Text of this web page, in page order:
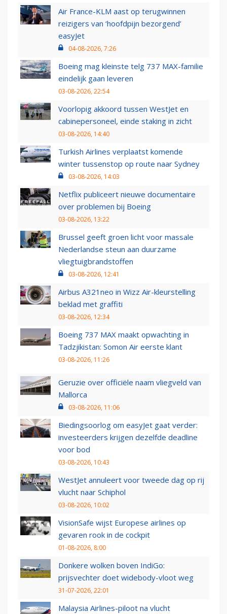
Air France-KLM aast op terugwinnen
reizigers van ‘hoofdpijn bezorgend’
easyJet
04-08-2026, 7:26
Boeing mag kleinste telg 737 MAX-familie
eindelijk gaan leveren
03-08-2026, 22:54
Voorlopig akkoord tussen WestJet en
cabinepersoneel, einde staking in zicht
03-08-2026, 14:40
Turkish Airlines verplaatst komende
winter tussenstop op route naar Sydney
03-08-2026, 14:03
Netflix publiceert nieuwe documentaire
over problemen bij Boeing
03-08-2026, 13:22
Brussel geeft groen licht voor massale
Nederlandse steun aan duurzame
vliegtuigbrandstoffen
03-08-2026, 12:41
Airbus A321neo in Wizz Air-kleurstelling
beklad met graffiti
03-08-2026, 12:34
Boeing 737 MAX maakt opwachting in
Tadzjikistan: Somon Air eerste klant
03-08-2026, 11:26
Geruzie over officiële naam vliegveld van
Mallorca
03-08-2026, 11:06
Biedingsoorlog om easyJet gaat verder:
investeerders krijgen dezelfde deadline
voor bod
03-08-2026, 10:43
WestJet annuleert voor tweede dag op rij
vlucht naar Schiphol
03-08-2026, 10:02
VisionSafe wijst Europese airlines op
gevaren rook in de cockpit
01-08-2026, 8:00
Donkere wolken boven IndiGo:
prijsvechter doet widebody-vloot weg
31-07-2026, 22:01
Malaysia Airlines-piloot na vlucht